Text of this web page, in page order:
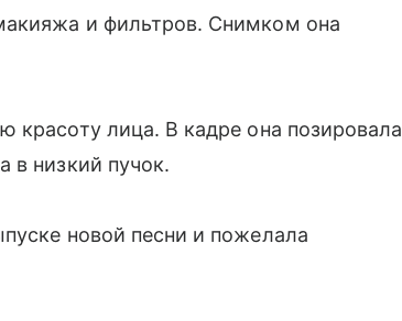
и фильтров. Снимком она
красоту лица. В кадре она позировала
в низкий пучок.
новой песни и пожелала